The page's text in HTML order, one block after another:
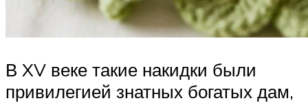
В XV веке такие накидки были
привилегией знатных богатых дам,